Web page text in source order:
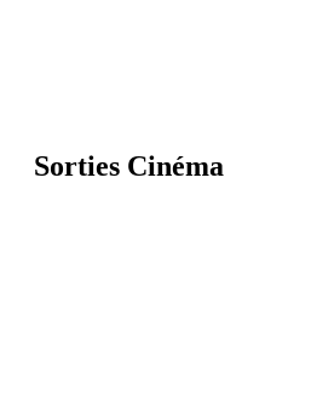
Sorties Cinéma